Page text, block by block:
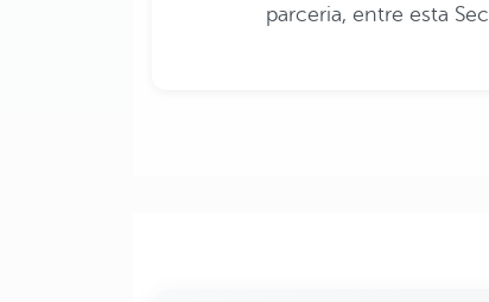
parceria, entre esta